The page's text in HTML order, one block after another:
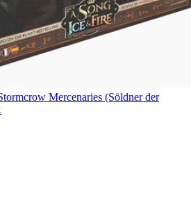
Mercenaries (Söldner der